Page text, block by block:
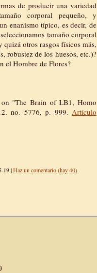
de producir una variedad
corporal pequeño, y
enanismo típico, es decir, de
tamaño corporal
quizá otros rasgos físicos más,
robustez de los huesos, etc.)?
el Hombre de Flores?
"The Brain of LB1, Homo
no. 5776, p. 999. Artículo
19 |Haz un comentario (hay 40)